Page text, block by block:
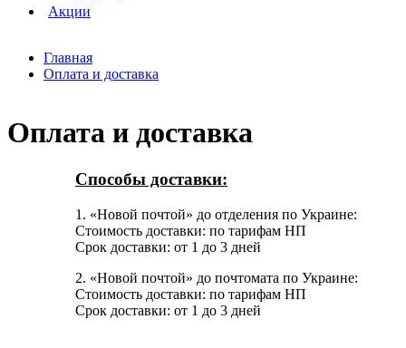
Акции
Главная
Оплата и доставка
Оплата и доставка
Способы доставки:
1. «Новой почтой» до отделения по Украине:
Стоимость доставки: по тарифам НП
Срок доставки: от 1 до 3 дней
2. «Новой почтой» до почтомата по Украине:
Стоимость доставки: по тарифам НП
Срок доставки: от 1 до 3 дней